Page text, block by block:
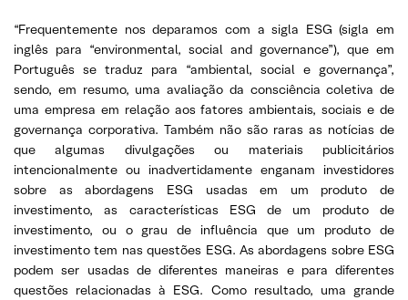
“Frequentemente nos deparamos com a sigla ESG (sigla em
inglês para “environmental, social and governance”), que em
Português se traduz para “ambiental, social e governança”,
sendo, em resumo, uma avaliação da consciência coletiva de
uma empresa em relação aos fatores ambientais, sociais e de
governança corporativa. Também não são raras as notícias de
que algumas divulgações ou materiais publicitários
intencionalmente ou inadvertidamente enganam investidores
sobre as abordagens ESG usadas em um produto de
investimento, as características ESG de um produto de
investimento, ou o grau de influência que um produto de
investimento tem nas questões ESG. As abordagens sobre ESG
podem ser usadas de diferentes maneiras e para diferentes
questões relacionadas à ESG. Como resultado, uma grande